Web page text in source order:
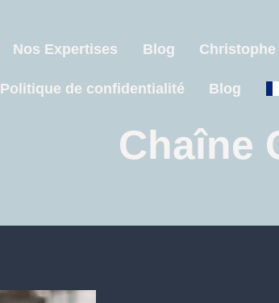
Nos Expertises Blog
Politique de confidentialité Blog
Chaîne